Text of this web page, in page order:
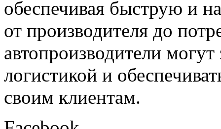
обеспечивая быструю и
от производителя до
автопроизводители
логистикой и
своим клиентам.